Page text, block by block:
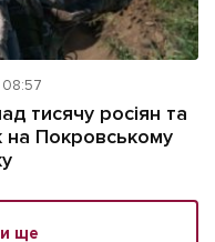
08:57
тисячу росіян та
на Покровському
ще